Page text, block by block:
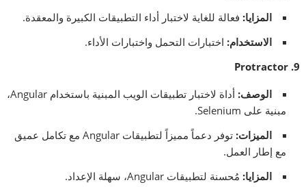
المزايا: فعالة للغاية لاختبار أداء التطبيقات الكبيرة والمعقدة.
الاستخدام: اختبارات التحمل واختبارات الأداء.
9. Protractor
الوصف:
أداة لاختبار تطبيقات الويب المبنية باستخدام Angular،
مبنية على Selenium.
الميزات:
توفر دعماً مميزاً لتطبيقات Angular مع تكامل عميق
مع إطار العمل.
المزايا: مُحسنة لتطبيقات Angular، سهلة الإعداد.